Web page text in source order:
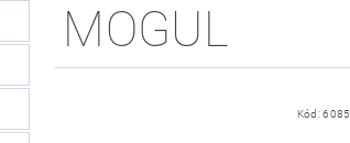
MOGUL
Kód:6085